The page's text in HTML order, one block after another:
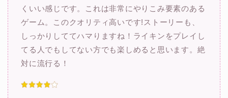
くいい感じです。これは非常にやりこみ要素のある
ゲーム。このクオリティ高いです!ストーリーも、
しっかりしててハマりますね！ライキンをプレイし
てる人でもしてない方でも楽しめると思います。絶
対に流行る！